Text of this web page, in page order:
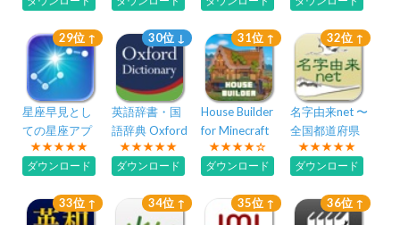
29位 ↑
星座早見とし
ての星座アプ
リAR：Sky
Tonight
ダウンロード
30位 ↓
英語辞書・国
語辞典 Oxford
Dictionary
ダウンロード
31位 ↑
House Builder
for Minecraft
PE
ダウンロード
32位 ↑
名字由来net 〜
全国都道府県
ランキングや
家紋家系図
ダウンロード
33位 ↑ 34位 ↑ 35位 ↑ 36位 ↑